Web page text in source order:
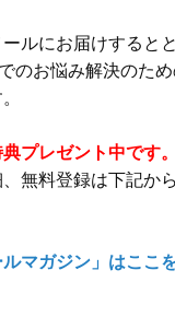
ルにお届けすると
のお悩み解決のた
プレゼント中です。
無料登録は下記か
ルマガジン」はここ